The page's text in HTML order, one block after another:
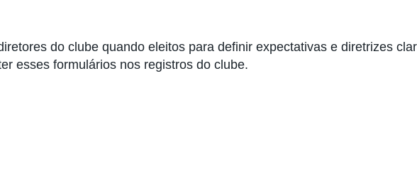
do clube quando eleitos para definir expectativas e diretrizes
esses formulários nos registros do clube.